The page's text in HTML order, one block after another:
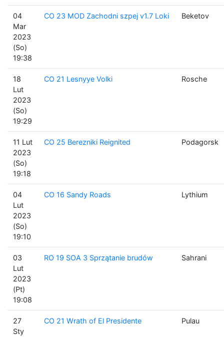
04
Mar
2023
(So)
19:38
CO 23 MOD Zachodni szpej v1.7 Loki Beketov
18
Lut
2023
(So)
19:29
CO 21 Lesnyye Volki Rosche
11 Lut
2023
(So)
19:18
CO 25 Berezniki Reignited Podagorsk
04
Lut
2023
(So)
19:10
CO 16 Sandy Roads Lythium
03
Lut
2023
(Pt)
19:08
RO 19 SOA 3 Sprzątanie brudów Sahrani
27
Sty
CO 21 Wrath of El Presidente Pulau